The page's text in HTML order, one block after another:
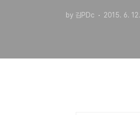
by 김PDc 2015. 6. 12.